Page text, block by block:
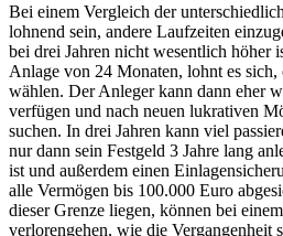
Bei einem Vergleich der
lohnend sein, andere Laufzeiten
bei drei Jahren nicht wesentlich höher
Anlage von 24 Monaten, lohnt es
wählen. Der Anleger kann dann eher
verfügen und nach neuen lukrativen
suchen. In drei Jahren kann viel
nur dann sein Festgeld 3 Jahre lang
ist und außerdem einen
alle Vermögen bis 100.000 Euro
dieser Grenze liegen, können bei
verlorengehen, wie die Vergangenheit